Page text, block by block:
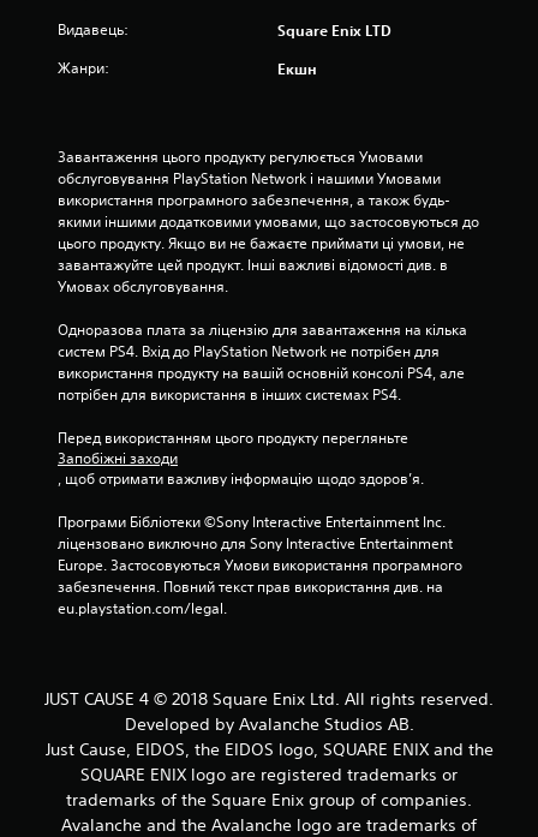
н
о
в
1
о
ц
о
к
Видавець: Square Enix LTD
Жанри: Екшн
Завантаження цього продукту регулюється Умовами
обслуговування PlayStation Network і нашими Умовами
використання програмного забезпечення, а також будь-
якими іншими додатковими умовами, що застосовуються до
цього продукту. Якщо ви не бажаєте приймати ці умови, не
завантажуйте цей продукт. Інші важливі відомості див. в
Умовах обслуговування.
Одноразова плата за ліцензію для завантаження на кілька
систем PS4. Вхід до PlayStation Network не потрібен для
використання продукту на вашій основній консолі PS4, але
потрібен для використання в інших системах PS4.
Перед використанням цього продукту перегляньте
Запобіжні заходи
, щоб отримати важливу інформацію щодо здоров’я.
Програми Бібліотеки ©Sony Interactive Entertainment Inc.
ліцензовано виключно для Sony Interactive Entertainment
Europe. Застосовуються Умови використання програмного
забезпечення. Повний текст прав використання див. на
eu.playstation.com/legal.
JUST CAUSE 4 © 2018 Square Enix Ltd. All rights reserved.
Developed by Avalanche Studios AB.
Just Cause, EIDOS, the EIDOS logo, SQUARE ENIX and the
SQUARE ENIX logo are registered trademarks or
trademarks of the Square Enix group of companies.
Avalanche and the Avalanche logo are trademarks of